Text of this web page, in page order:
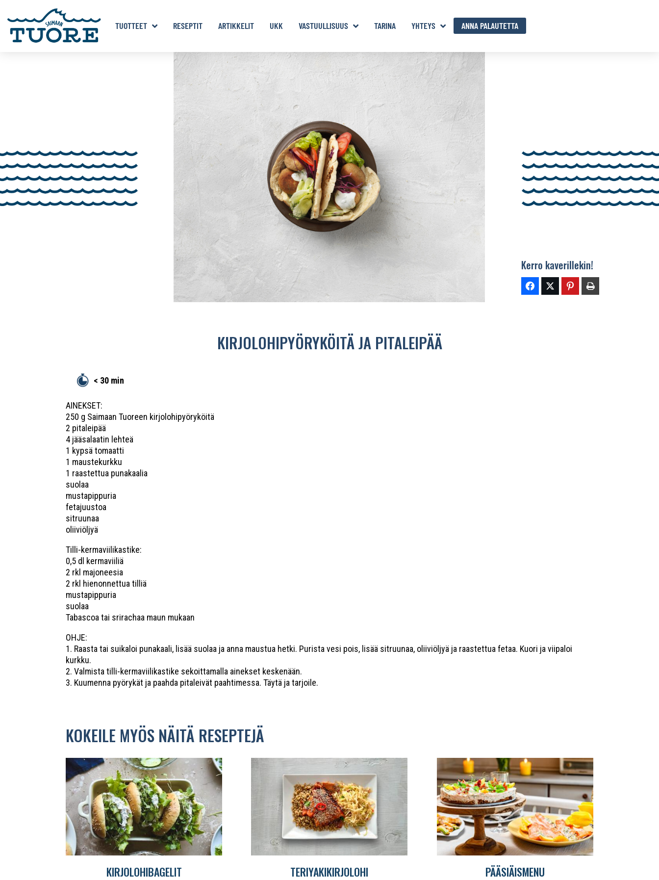
TUOTTEET RESEPTIT ARTIKKELIT UKK VASTUULLISUUS TARINA YHTEYS ANNA PALAUTETTA
Kerro kaverillekin!
KIRJOLOHIPYÖRYKÖITÄ JA PITALEIPÄÄ
< 30 min
AINEKSET:
250 g Saimaan Tuoreen kirjolohipyöryköitä
2 pitaleipää
4 jääsalaatin lehteä
1 kypsä tomaatti
1 maustekurkku
1 raastettua punakaalia
suolaa
mustapippuria
fetajuustoa
sitruunaa
oliiviöljyä
Tilli-kermaviilikastike:
0,5 dl kermaviiliä
2 rkl majoneesia
2 rkl hienonnettua tilliä
mustapippuria
suolaa
Tabascoa tai srirachaa maun mukaan
OHJE:
1. Raasta tai suikaloi punakaali, lisää suolaa ja anna maustua hetki. Purista vesi pois, lisää sitruunaa, oliiviöljyä ja raastettua fetaa. Kuori ja viipaloi
kurkku.
2. Valmista tilli-kermaviilikastike sekoittamalla ainekset keskenään.
3. Kuumenna pyörykät ja paahda pitaleivät paahtimessa. Täytä ja tarjoile.
KOKEILE MYÖS NÄITÄ RESEPTEJÄ
KIRJOLOHIBAGELIT TERIYAKIKIRJOLOHI PÄÄSIÄISMENU